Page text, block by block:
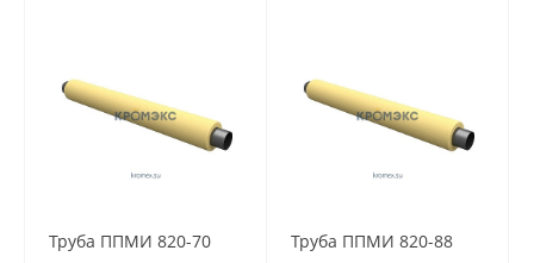
Труба ППМИ 820-70 Труба ППМИ 820-88